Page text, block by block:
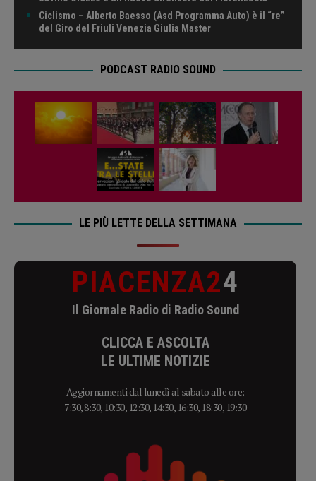
Ciclismo – Alberto Baesso (Asd Programma Auto) è il “re”
del Giro del Friuli Venezia Giulia Master
PODCAST RADIO SOUND
LE PIÙ LETTE DELLA SETTIMANA
PIACENZA24
Il Giornale Radio di Radio Sound
CLICCA E ASCOLTA
LE ULTIME NOTIZIE
Aggiornamenti dal lunedì al sabato alle ore:
7:30, 8:30, 10:30, 12:30, 14:30, 16:30, 18:30, 19:30